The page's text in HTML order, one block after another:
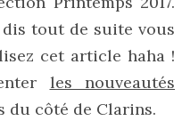
tout de suite vous
cet article haha !
les nouveautés
du côté de Clarins.